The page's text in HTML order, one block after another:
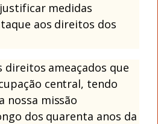
medidas
aos direitos dos
direitos ameaçados que
central, tendo
nossa missão
dos quarenta anos da